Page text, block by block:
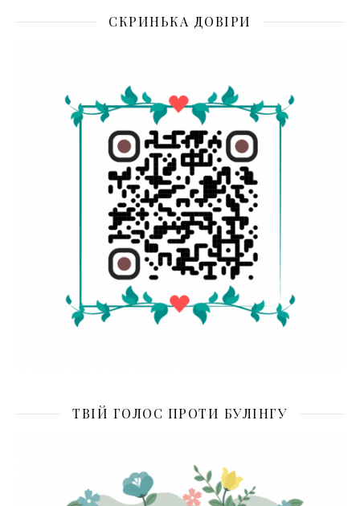
СКРИНЬКА ДОВІРИ
ТВІЙ ГОЛОС ПРОТИ БУЛІНГУ